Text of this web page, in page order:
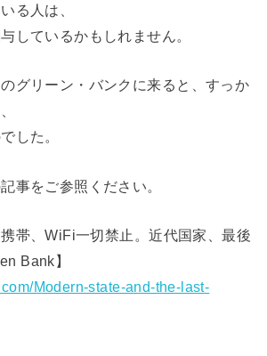
る人は、
しているかもしれません。
グリーン・バンクに来ると、すっか
した。
事をご参照ください。
携帯、WiFi一切禁止。近代国家、最後
Bank】
Modern-state-and-the-last-